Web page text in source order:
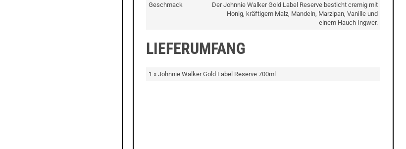
Geschmack
Der Johnnie Walker Gold Label Reserve besticht cremig mit
Honig, kräftigem Malz, Mandeln, Marzipan, Vanille und
einem Hauch Ingwer.
LIEFERUMFANG
1 x Johnnie Walker Gold Label Reserve 700ml